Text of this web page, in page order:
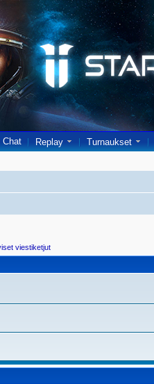
Chat Replay Turnaukset
viestiketjut